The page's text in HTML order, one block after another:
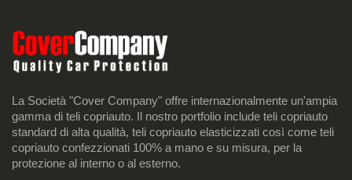
La Società "Cover Company" offre internazionalmente un'ampia
gamma di teli copriauto. Il nostro portfolio include teli copriauto
standard di alta qualità, teli copriauto elasticizzati così come teli
copriauto confezzionati 100% a mano e su misura, per la
protezione al interno o al esterno.